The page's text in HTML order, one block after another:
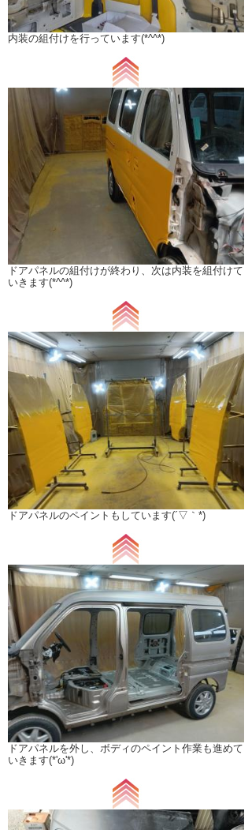
内装の組付けを行っています(*^^*)
ドアパネルの組付けが終わり、次は内装を組付けて
いきます(*^^*)
ドアパネルのペイントもしています(´▽｀*)
ドアパネルを外し、ボディのペイント作業も進めて
いきます(*'ω'*)